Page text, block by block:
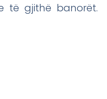
të gjithë banorët.